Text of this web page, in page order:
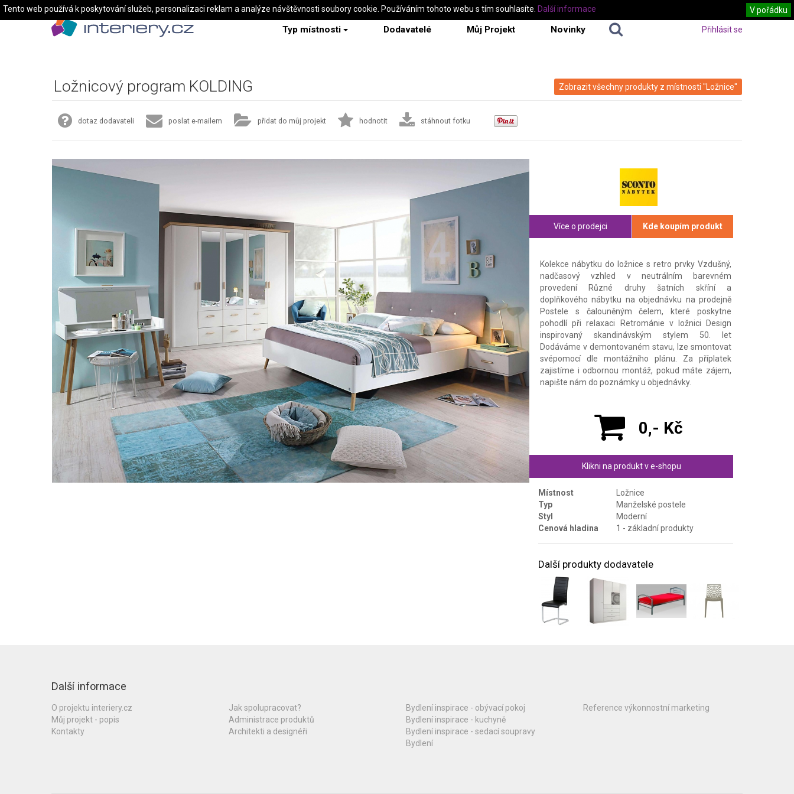
Typ místnosti Dodavatelé Můj Projekt Novinky Přihlásit se
Zobrazit všechny produkty z místnosti "Ložnice"
Ložnicový program KOLDING
dotaz dodavateli poslat e-mailem přidat do můj projekt hodnotit stáhnout fotku
Více o prodejci Kde koupím produkt
Kolekce nábytku do ložnice s retro prvky Vzdušný,
nadčasový vzhled v neutrálním barevném
provedení Různé druhy šatních skříní a
doplňkového nábytku na objednávku na prodejně
Postele s čalouněným čelem, které poskytne
pohodlí při relaxaci Retrománie v ložnici Design
inspirovaný skandinávským stylem 50. let
Dodáváme v demontovaném stavu, lze smontovat
svépomocí dle montážního plánu. Za příplatek
zajistíme i odbornou montáž, pokud máte zájem,
napište nám do poznámky u objednávky.
0,- Kč
Klikni na produkt v e-shopu
Místnost
Ložnice
Typ
Manželské postele
Styl
Moderní
Cenová hladina
1 - základní produkty
Další produkty dodavatele
Další informace
O projektu interiery.cz
Můj projekt - popis
Kontakty
Jak spolupracovat?
Administrace produktů
Architekti a designéři
Bydlení inspirace - obývací pokoj
Bydlení inspirace - kuchyně
Bydlení inspirace - sedací soupravy
Bydlení
Reference výkonnostní marketing
Tento web používá k poskytování služeb, personalizaci reklam a analýze návštěvnosti soubory cookie. Používáním tohoto webu s tím souhlasíte. V pořádku
Další informace